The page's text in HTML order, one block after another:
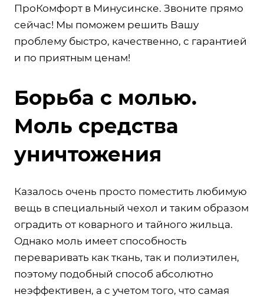
ПроКомфорт в Минусинске. Звоните прямо
сейчас! Мы поможем решить Вашу
проблему быстро, качественно, с гарантией
и по приятным ценам!
Борьба с молью.
Моль средства
уничтожения
Казалось очень просто поместить любимую
вещь в специальный чехол и таким образом
оградить от коварного и тайного жильца.
Однако моль имеет способность
переваривать как ткань, так и полиэтилен,
поэтому подобный способ абсолютно
неэффективен, а с учетом того, что самая